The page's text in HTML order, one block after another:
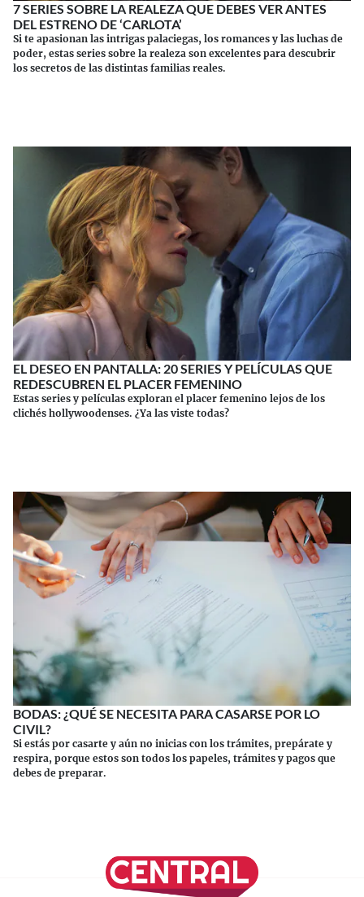
7 SERIES SOBRE LA REALEZA QUE DEBES VER ANTES
DEL ESTRENO DE ‘CARLOTA’
Si te apasionan las intrigas palaciegas, los romances y las luchas de
poder, estas series sobre la realeza son excelentes para descubrir
los secretos de las distintas familias reales.
EL DESEO EN PANTALLA: 20 SERIES Y PELÍCULAS QUE
REDESCUBREN EL PLACER FEMENINO
Estas series y películas exploran el placer femenino lejos de los
clichés hollywoodenses. ¿Ya las viste todas?
BODAS: ¿QUÉ SE NECESITA PARA CASARSE POR LO
CIVIL?
Si estás por casarte y aún no inicias con los trámites, prepárate y
respira, porque estos son todos los papeles, trámites y pagos que
debes de preparar.